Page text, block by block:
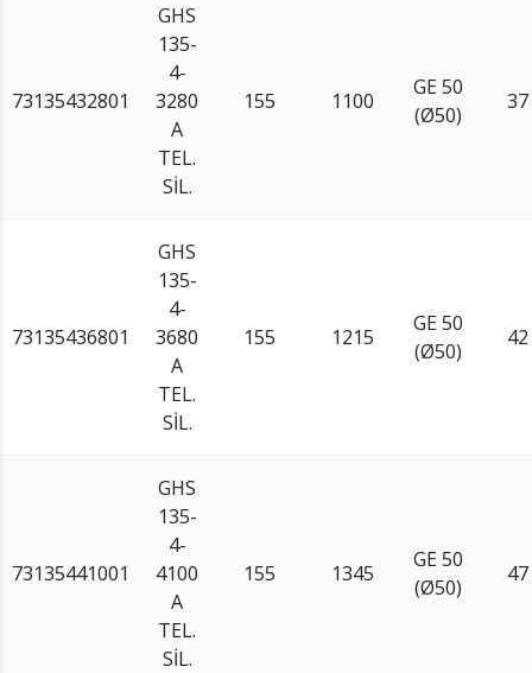
73135432801
GHS
135-
4-
3280
A
TEL.
SİL.
155 1100
GE 50
(Ø50)
37
73135436801
GHS
135-
4-
3680
A
TEL.
SİL.
155 1215
GE 50
(Ø50)
42
73135441001
GHS
135-
4-
4100
A
TEL.
SİL.
155 1345
GE 50
(Ø50)
47